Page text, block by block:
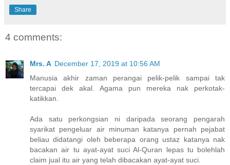
Share
4 comments:
Mrs. A December 17, 2019 at 10:56 AM
Manusia akhir zaman perangai pelik-pelik sampai tak
tercapai dek akal. Agama pun mereka nak perkotak-
katikkan.
Ada satu perkongsian ni daripada seorang pengarah
syarikat pengeluar air minuman katanya pernah pejabat
beliau didatangi oleh beberapa orang ustaz katanya nak
bacakan air tu ayat-ayat suci Al-Quran lepas tu bolehlah
claim jual itu air yang telah dibacakan ayat-ayat suci.